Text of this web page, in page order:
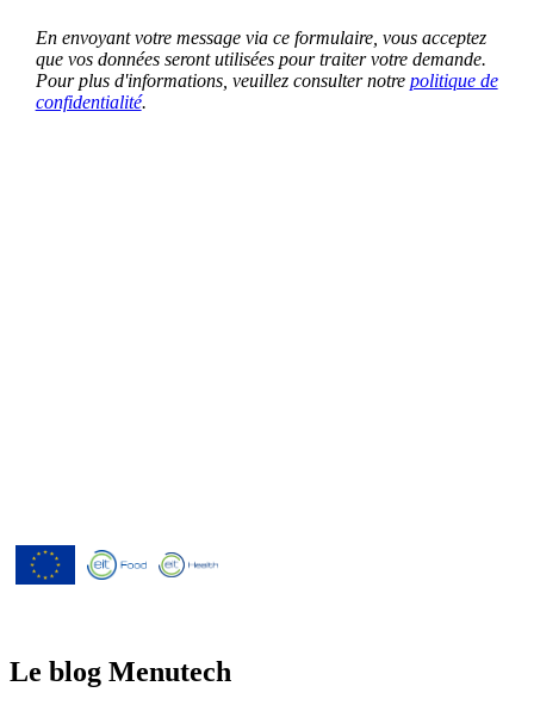
En envoyant votre message via ce formulaire, vous acceptez
que vos données seront utilisées pour traiter votre demande.
Pour plus d'informations, veuillez consulter notre politique de
confidentialité.
Le blog Menutech